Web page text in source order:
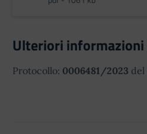
Ulteriori informazioni
Protocollo: 0006481/2023 del